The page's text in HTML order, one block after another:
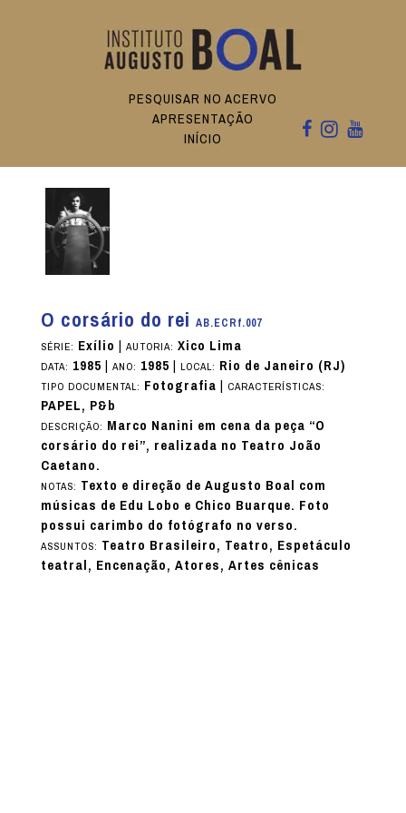
PESQUISAR NO ACERVO
APRESENTAÇÃO
INÍCIO
O corsário do rei AB.ECRf.007
SÉRIE: Exílio | AUTORIA: Xico Lima
DATA: 1985| ANO: 1985| LOCAL: Rio de Janeiro (RJ)
TIPO DOCUMENTAL: Fotografia| CARACTERÍSTICAS:
PAPEL, P&b
DESCRIÇÃO: Marco Nanini em cena da peça “O
corsário do rei”, realizada no Teatro João
Caetano.
NOTAS: Texto e direção de Augusto Boal com
músicas de Edu Lobo e Chico Buarque. Foto
possui carimbo do fotógrafo no verso.
ASSUNTOS: Teatro Brasileiro, Teatro, Espetáculo
teatral, Encenação, Atores, Artes cênicas